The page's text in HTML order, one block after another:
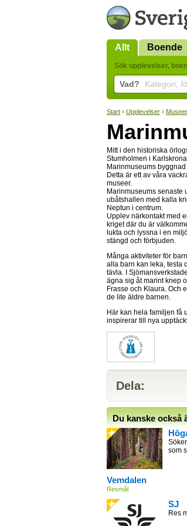
Allt Boende
Sök upplevelser,
Vad? Kategori,
Start › Upplevelser ›
Mitt i den historiska
Stumholmen i
Marinmuseums
Detta är ett av våra
museer.
Marinmuseums senaste
ubåtshallen med kalla
Neptun i centrum.
Upplev närkontakt med
kriget där du är
lukta och lyssna i en
stängd och förbjuden.
Många aktiviteter för
alla barn kan leka, testa
tävla. I
ägna sig åt marint knep
Frasse och Klaura. Och
de lite äldre barnen.
Här kan hela familjen få
inspirerar till nya
Dela:
Du kanske också
som
Vemdalen
Resmål
SJ
Res